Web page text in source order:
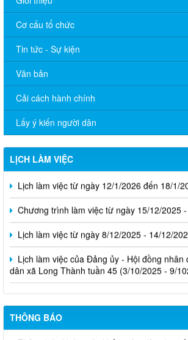
Cơ cấu tổ chức
Tin tức - Sự kiện
Văn bản
Cải cách hành chính
Lấy ý kiến người dân
LỊCH LÀM VIỆC
Chương trình làm việc từ ngày 15/12/2025
Lịch làm việc từ ngày 8/12/2025 - 14/12/
Lịch làm việc của Đảng ủy - Hội đồng nhân
dân xã Long Thành tuần 45 (3/10/2025 - 9/
THÔNG BÁO
Thông báo khám sức khỏe toàn dân cho